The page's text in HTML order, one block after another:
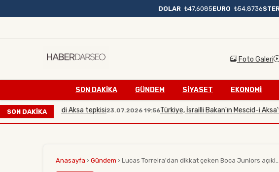
DOLAR ₺47,6085EURO ₺54,8736
Foto Galeri
SON DAKIKA GÜNDEM SİYASET EKONOMİ
SON DAKİKA
Mescidi Aksa tepkisi23.07.2026 19:56Türkiye, İsrailli Bakan'ın Mescid-i Aksa'ya
Anasayfa › Gündem › Lucas Torreira'dan dikkat çeken Boca Juniors açıkl...